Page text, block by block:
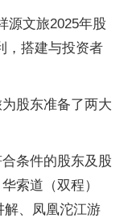
源文旅2025年股
，搭建与投资者
股东准备了两大
条件的股东及股
索道（双程）
解、凤凰沱江游